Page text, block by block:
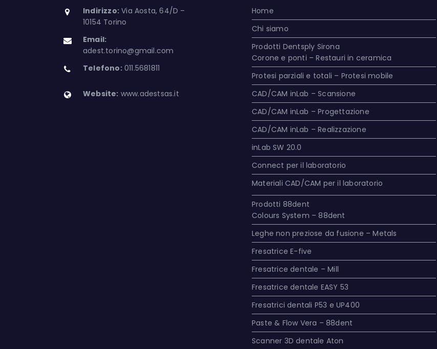
Indirizzo: Via Aosta, 64/D –
10154 Torino
Email:
adest.torino@gmail.com
Telefono:011.5681811
Website: www.adestsas.it
Home
Chi siamo
Prodotti Dentsply Sirona
Corone e ponti – Restauri in ceramica
Protesi parziali e totali – Protesi mobile
CAD/CAM inLab – Scansione
CAD/CAM inLab – Progettazione
CAD/CAM inLab – Realizzazione
inLab SW 20.0
Connect per il laboratorio
Materiali CAD/CAM per il laboratorio
Prodotti 88dent
Colours System – 88dent
Leghe non preziose da fusione – Metals
Fresatrice E-five
Fresatrice dentale – Mill
Fresatrice dentale EASY 53
Fresatrici dentali P53 e UP400
Paste & Flow Vera – 88dent
Scanner 3D dentale Aton